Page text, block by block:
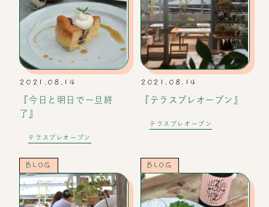
2021.08.14
『今日と明日で一旦終
了』
テラスプレオープン
2021.08.14
『テラスプレオープン』
テラスプレオープン
BLOG BLOG